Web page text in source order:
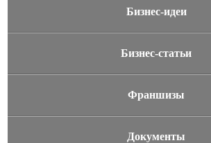
Бизнес-идеи
Бизнес-статьи
Франшизы
Документы